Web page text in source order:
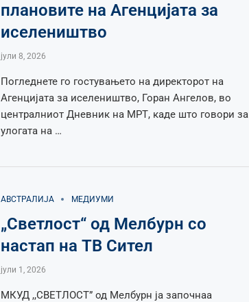
плановите на Агенцијата за
иселеништво
јули 8, 2026
Погледнете го гостувањето на директорот на
Агенцијата за иселеништво, Горан Ангелов, во
централниот Дневник на МРТ, каде што говори за
улогата на …
АВСТРАЛИЈА МЕДИУМИ
„Светлост“ од Мелбурн со
настап на ТВ Сител
јули 1, 2026
МКУД ,,СВЕТЛОСТ” од Мелбурн ја започнаа